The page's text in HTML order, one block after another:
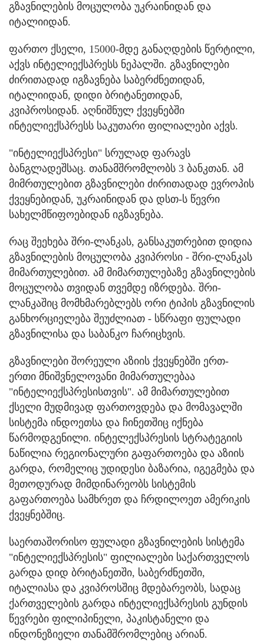
გზავნილების მოცულობა უკრაინიდან და
იტალიიდან.
ფართო ქსელი, 15000-მდე განაღდების წერტილი,
აქვს ინტელიექსპრესს ნეპალში. გზავნილები
ძირითადად იგზავნება საბერძნეთიდან,
იტალიიდან, დიდი ბრიტანეთიდან,
კვიპროსიდან. აღნიშნულ ქვეყნებში
ინტელიექსპრესს საკუთარი ფილიალები აქვს.
"ინტელიექსპრესი" სრულად ფარავს
ბანგლადეშსაც. თანამშრომლობს 3 ბანკთან. ამ
მიმრთულებით გზავნილები ძირითადად ევროპის
ქვეყნებიდან, უკრაინიდან და დსთ-ს წევრი
სახელმწიფოებიდან იგზავნება.
რაც შეეხება შრი-ლანკას, განსაკუთრებით დიდია
გზავნილების მოცულობა კვიპროსი - შრი-ლანკას
მიმართულებით. ამ მიმართულებაზე გზავნილების
მოცულობა თვიდან თვემდე იზრდება. შრი-
ლანკაშიც მომხმარებლებს ორი ტიპის გზავნილის
განხორციელება შეუძლიათ - სწრაფი ფულადი
გზავნილისა და საბანკო ჩარიცხვის.
გზავნილები შორეული აზიის ქვეყნებში ერთ-
ერთი მნიშვნელოვანი მიმართულებაა
"ინტელიექსპრესისთვის". ამ მიმართულებით
ქსელი მუდმივად ფართოვდება და მომავალში
სისტემა ინდოეთსა და ჩინეთშიც იქნება
წარმოდგენილი. ინტელექსპრესის სტრატეგიის
ნაწილია რეგიონალური გაფართოება და აზიის
გარდა, რომელიც უდიდესი ბაზარია, იგეგმება და
მეთოდურად მიმდინარეობს სისტემის
გაფართოება სამხრეთ და ჩრდილოეთ ამერიკის
ქვეყნებშიც.
საერთაშორისო ფულადი გზავნილების სისტემა
"ინტელიექსპრესის" ფილიალები საქართველოს
გარდა დიდ ბრიტანეთში, საბერძნეთში,
იტალიასა და კვიპროსშიც მდებარეობს, სადაც
ქართველების გარდა ინტელიექსპრესის გუნდის
წევრები ფილიპინელი, პაკისტანელი და
ინდონეზიელი თანამშრომლებიც არიან.